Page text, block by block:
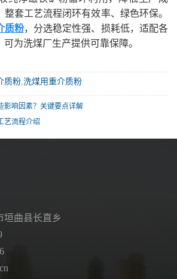
套工艺流程闭环有效率、绿色环保。
质粉，分选稳定性强、损耗低，适配各
为洗煤厂生产提供可靠保障。
质粉,洗煤用重介质粉
影响因素？关键要点详解
艺流程介绍
垣曲县长直乡